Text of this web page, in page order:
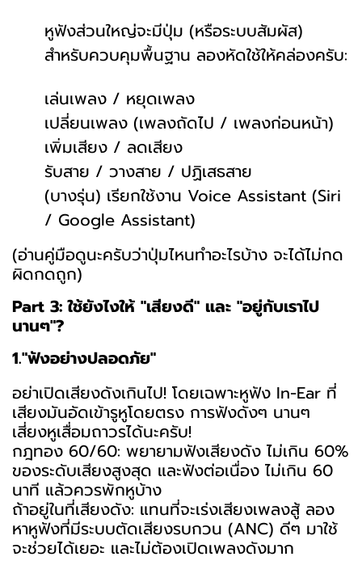
หูฟังส่วนใหญ่จะมีปุ่ม (หรือระบบสัมผัส)
สำหรับควบคุมพื้นฐาน ลองหัดใช้ให้คล่องครับ:
เล่นเพลง / หยุดเพลง
เปลี่ยนเพลง (เพลงถัดไป / เพลงก่อนหน้า)
เพิ่มเสียง / ลดเสียง
รับสาย / วางสาย / ปฏิเสธสาย
(บางรุ่น) เรียกใช้งาน Voice Assistant (Siri
/ Google Assistant)
(อ่านคู่มือดูนะครับว่าปุ่มไหนทำอะไรบ้าง จะได้ไม่กด
ผิดกดถูก)
Part 3: ใช้ยังไงให้ "เสียงดี" และ "อยู่กับเราไป
นานๆ"?
1."ฟังอย่างปลอดภัย"
อย่าเปิดเสียงดังเกินไป! โดยเฉพาะหูฟัง In-Ear ที่
เสียงมันอัดเข้ารูหูโดยตรง การฟังดังๆ นานๆ
เสี่ยงหูเสื่อมถาวรได้นะครับ!
กฎทอง 60/60: พยายามฟังเสียงดัง ไม่เกิน 60%
ของระดับเสียงสูงสุด และฟังต่อเนื่อง ไม่เกิน 60
นาที แล้วควรพักหูบ้าง
ถ้าอยู่ในที่เสียงดัง: แทนที่จะเร่งเสียงเพลงสู้ ลอง
หาหูฟังที่มีระบบตัดเสียงรบกวน (ANC) ดีๆ มาใช้
จะช่วยได้เยอะ และไม่ต้องเปิดเพลงดังมาก